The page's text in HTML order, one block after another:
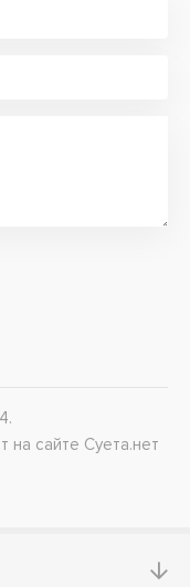
на сайте Суета.нет